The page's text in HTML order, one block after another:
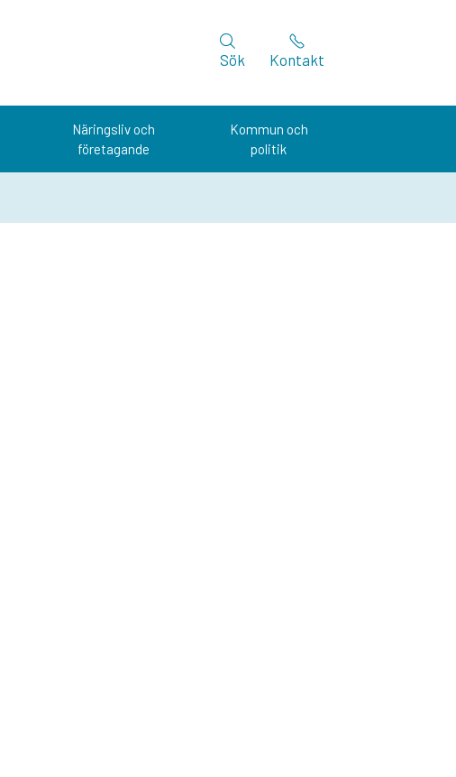
Sök
Kontakt
Näringsliv och
företagande
Kommun och
politik